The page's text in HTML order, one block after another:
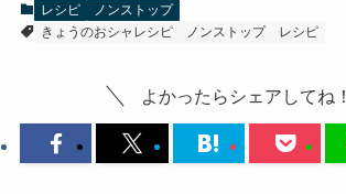
レシピ
ノンストップ
きょうのおシャレシピ
ノンストップ レシピ
よかったらシェアしてね！